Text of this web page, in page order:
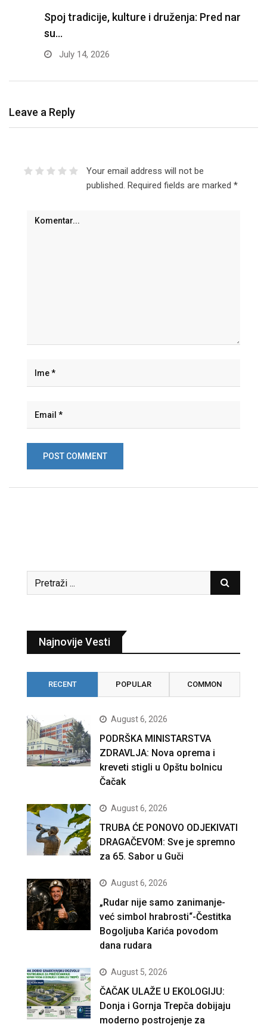
Spoj tradicije, kulture i druženja: Pred nama
su…
July 14, 2026
Leave a Reply
Your email address will not be
published. Required fields are marked *
Najnovije Vesti
RECENT POPULAR COMMON
August 6, 2026
PODRŠKA MINISTARSTVA
ZDRAVLJA: Nova oprema i
kreveti stigli u Opštu bolnicu
Čačak
August 6, 2026
TRUBA ĆE PONOVO ODJEKIVATI
DRAGAČEVOM: Sve je spremno
za 65. Sabor u Guči
August 6, 2026
„Rudar nije samo zanimanje-
već simbol hrabrosti“-Čestitka
Bogoljuba Karića povodom
dana rudara
August 5, 2026
ČAČAK ULAŽE U EKOLOGIJU:
Donja i Gornja Trepča dobijaju
moderno postrojenje za